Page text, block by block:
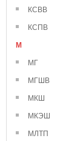
КСВВ
КСПВ
М
МГ
МГШВ
МКШ
МКЭШ
МЛТП